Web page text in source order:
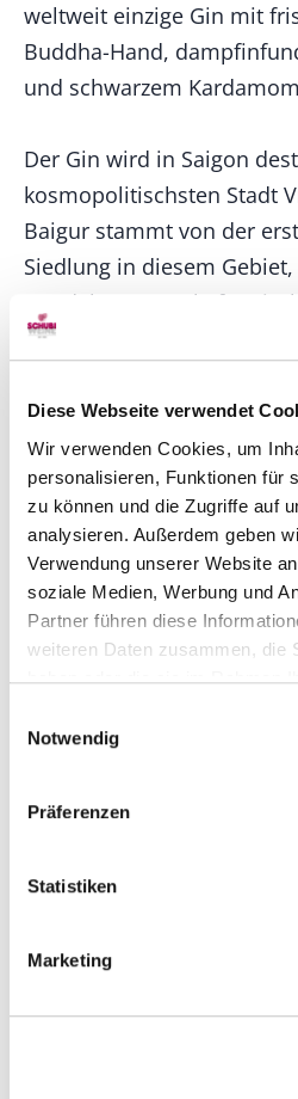
Diese Webseite verwendet
Wir verwenden Cookies, um
personalisieren, Funktionen für
zu können und die Zugriffe auf
analysieren. Außerdem geben
Verwendung unserer Website
soziale Medien, Werbung und
Partner führen diese
weiteren Daten zusammen, die
haben oder die sie im Rahmen
Notwendig
Präferenzen
Statistiken
Marketing
weltweit einzige Gin mit
Buddha-Hand,
und schwarzem
Der Gin wird in Saigon
kosmopolitischsten Stadt
Baigur stammt von der
Siedlung in diesem
Handelsstützpunkt für
Kombination mit Saigon
Gewürz- und
Top-Seller von
92
Saigon Baigur Premium Dry
CHF 48.50